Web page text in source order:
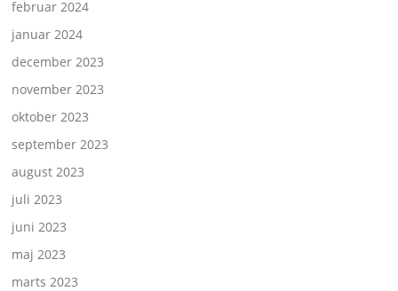
februar 2024
januar 2024
december 2023
november 2023
oktober 2023
september 2023
august 2023
juli 2023
juni 2023
maj 2023
marts 2023